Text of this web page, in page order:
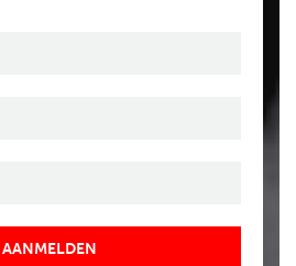
AANMELDEN